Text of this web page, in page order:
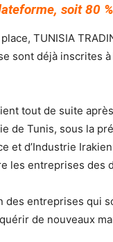
soit 80
TUNISIA
sont déjà inscrites
tout de suite
de Tunis, sous la
et d’Industrie
les entreprises des
entreprises qui
de nouveaux